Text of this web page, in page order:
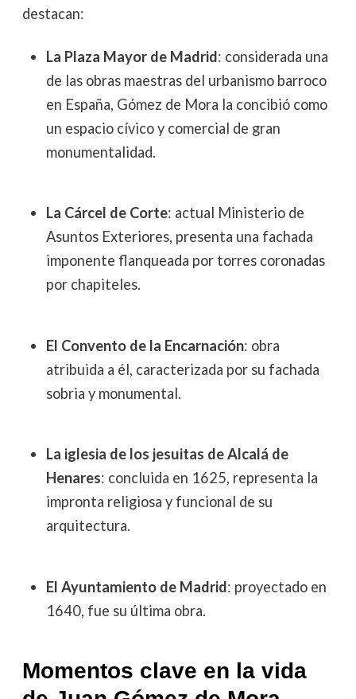
destacan:
La Plaza Mayor de Madrid: considerada una
de las obras maestras del urbanismo barroco
en España, Gómez de Mora la concibió como
un espacio cívico y comercial de gran
monumentalidad.
La Cárcel de Corte: actual Ministerio de
Asuntos Exteriores, presenta una fachada
imponente flanqueada por torres coronadas
por chapiteles.
El Convento de la Encarnación: obra
atribuida a él, caracterizada por su fachada
sobria y monumental.
La iglesia de los jesuitas de Alcalá de
Henares: concluida en 1625, representa la
impronta religiosa y funcional de su
arquitectura.
El Ayuntamiento de Madrid: proyectado en
1640, fue su última obra.
Momentos clave en la vida